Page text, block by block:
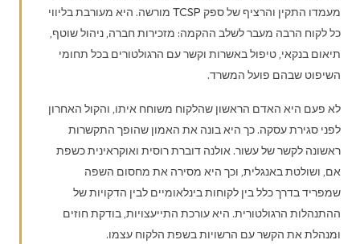
מעמדו התקין והרציף של ספק TCSP מורשה. היא מעורבת בליווי
כל לקוח הרבה מעבר לשלב ההקמה: מזכירות חברה, ניהול שוטף,
תיאום בנקאי, טיפול באשרות וקשר עם הרגולטורים בכל תחומי
השיפוט שבהם פועל המשרד.
לא פעם היא האדם הראשון שהלקוח משוחח איתו, והקול האחרון
לפני סגירת עסקה. כך היא בונה את האמון שהופך התקשרות
ראשונה לקשר של עשור. אולנה דוברת רוסית ואוקראינית כשפת
אם, ושולטת באנגלית, וכך היא מסירה את מחסום השפה
שמפריד בדרך כלל בין לקוחות בינלאומיים לבין הדקויות של
ההתנהלות הרגולטורית. היא עורכת התייעצויות, בודקת חוזים
ומנהלת את הקשר עם הרשויות בשפת הלקוח עצמו.